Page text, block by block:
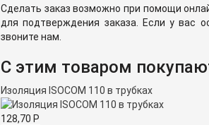
Сделать заказ возможно при помощи
для подтверждения заказа. Если у вас
звоните нам.
С этим товаром
Изоляция ISOCOM 110 в трубках
128,70 Р